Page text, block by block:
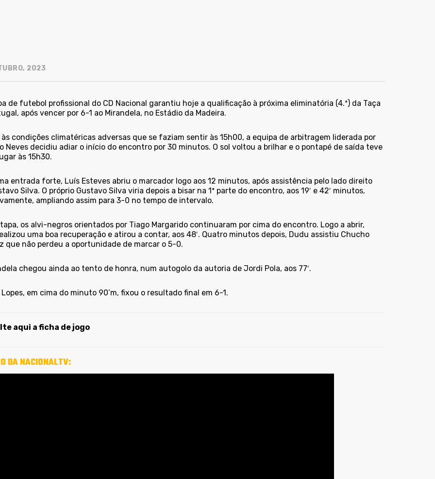
2023
de futebol profissional do CD Nacional garantiu hoje a qualificação à próxima eliminatória (4.ª) da Taça
após vencer por 6-1 ao Mirandela, no Estádio da Madeira.
às condições climatéricas adversas que se faziam sentir às 15h00, a equipa de arbitragem liderada por
Neves decidiu adiar o início do encontro por 30 minutos. O sol voltou a brilhar e o pontapé de saída teve
às 15h30.
entrada forte, Luís Esteves abriu o marcador logo aos 12 minutos, após assistência pelo lado direito
Silva. O próprio Gustavo Silva viria depois a bisar na 1ª parte do encontro, aos 19′ e 42′ minutos,
ampliando assim para 3-0 no tempo de intervalo.
os alvi-negros orientados por Tiago Margarido continuaram por cima do encontro. Logo a abrir,
uma boa recuperação e atirou a contar, aos 48′. Quatro minutos depois, Dudu assistiu Chucho
que não perdeu a oportunidade de marcar o 5-0.
chegou ainda ao tento de honra, num autogolo da autoria de Jordi Pola, aos 77′.
Lopes, em cima do minuto 90’m, fixou o resultado final em 6-1.
aqui a ficha de jogo
DA NACIONALTV: